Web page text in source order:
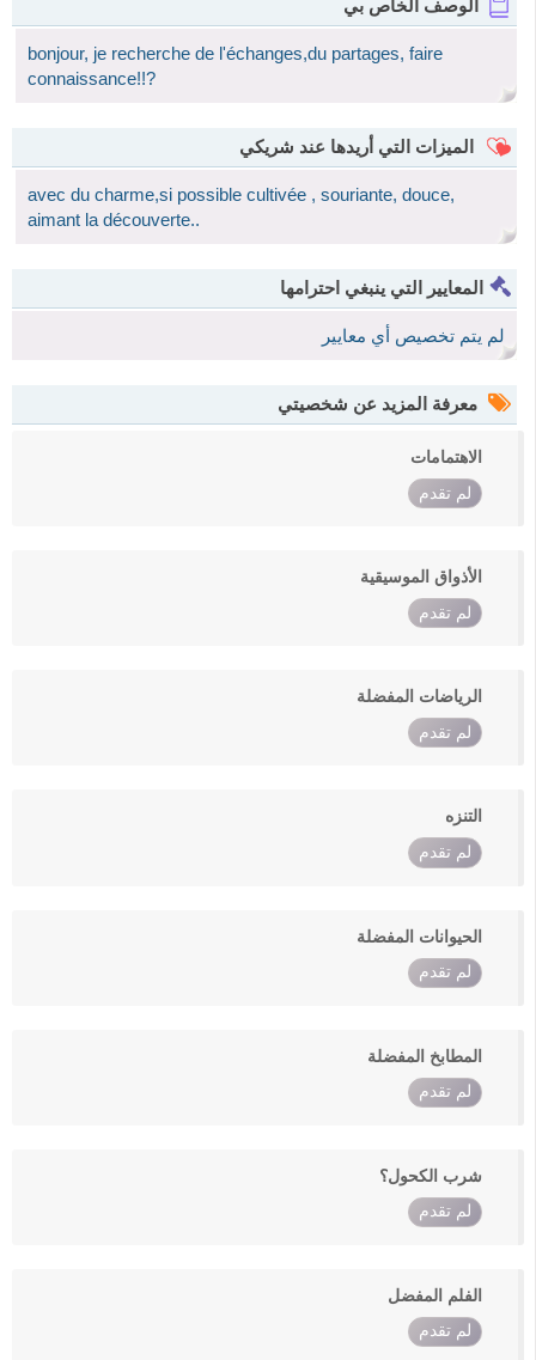
الوصف الخاص بي
bonjour, je recherche de l'échanges,du partages, faire
connaissance!!?
الميزات التي أريدها عند شريكي
avec du charme,si possible cultivée , souriante, douce,
aimant la découverte..
المعايير التي ينبغي احترامها
لم يتم تخصيص أي معايير
معرفة المزيد عن شخصيتي
الاهتمامات
لم تقدم
الأذواق الموسيقية
لم تقدم
الرياضات المفضلة
لم تقدم
التنزه
لم تقدم
الحيوانات المفضلة
لم تقدم
المطابخ المفضلة
لم تقدم
شرب الكحول؟
لم تقدم
الفلم المفضل
لم تقدم